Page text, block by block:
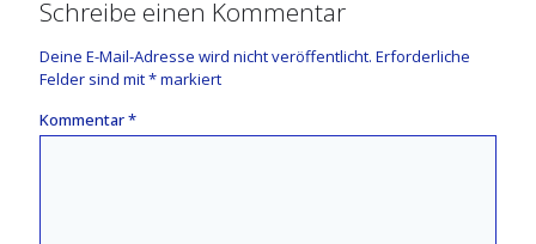
Schreibe einen Kommentar
Deine E-Mail-Adresse wird nicht veröffentlicht. Erforderliche
Felder sind mit*markiert
Kommentar*